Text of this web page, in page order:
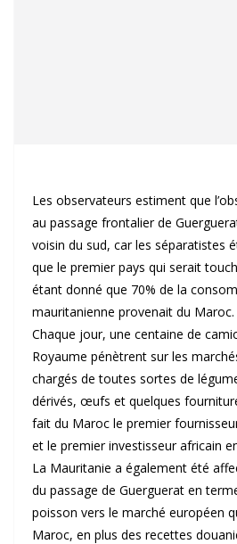
Les observateurs estiment que
au passage frontalier de
voisin du sud, car les séparatistes
que le premier pays qui serait
étant donné que 70% de la
mauritanienne provenait du Maroc.
Chaque jour, une centaine de
Royaume pénètrent sur les
chargés de toutes sortes de
dérivés, œufs et quelques
fait du Maroc le premier
et le premier investisseur africain
La Mauritanie a également été
du passage de Guerguerat en
poisson vers le marché européen
Maroc, en plus des recettes